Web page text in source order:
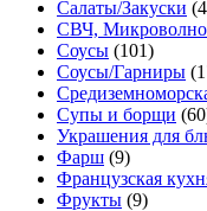
Салаты/Закуски
СВЧ,
Соусы (101)
Соусы/Гарниры
Супы и борщи
Украшения для
Фарш (9)
Французская
Фрукты (9)